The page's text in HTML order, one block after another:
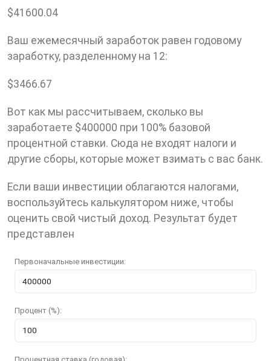
$41600.04
Ваш ежемесячный заработок равен годовому
заработку, разделенному на 12:
$3466.67
Вот как мы рассчитываем, сколько вы
заработаете $400000 при 100% базовой
процентной ставки. Cюда не входят налоги и
другие сборы, которые может взимать с вас банк.
Eсли ваши инвестиции облагаются налогами,
воспользуйтесь калькулятором ниже, чтобы
оценить свой чистый доход. Результат будет
представлен
Первоначальные инвестиции:
Процент (%):